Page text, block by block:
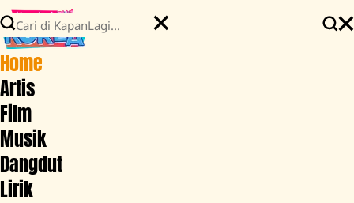
Home
Artis
Film
Musik
Dangdut
Lirik